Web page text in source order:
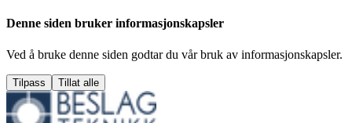
Denne siden bruker informasjonskapsler
Ved å bruke denne siden godtar du vår bruk av informasjonskapsler.
Tilpass Tillat alle